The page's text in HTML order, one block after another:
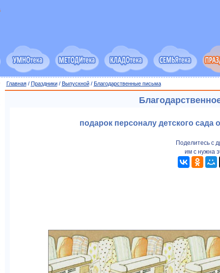
Главная/ Праздники/ Выпускной/ Благодарственные письма
подарок персоналу детского сада
Поделитесь с
им с нужна